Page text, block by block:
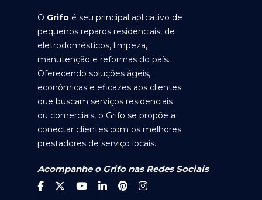
O Grifo é seu principal aplicativo de
pequenos reparos residenciais, de
eletrodomésticos, limpeza,
manutenção e reformas do país.
Oferecendo soluções ágeis,
econômicas e eficazes aos clientes
que buscam serviços residenciais
ou comerciais, o Grifo se propõe a
conectar clientes com os melhores
prestadores de serviço locais.
Acompanhe o Grifo nas Redes Sociais